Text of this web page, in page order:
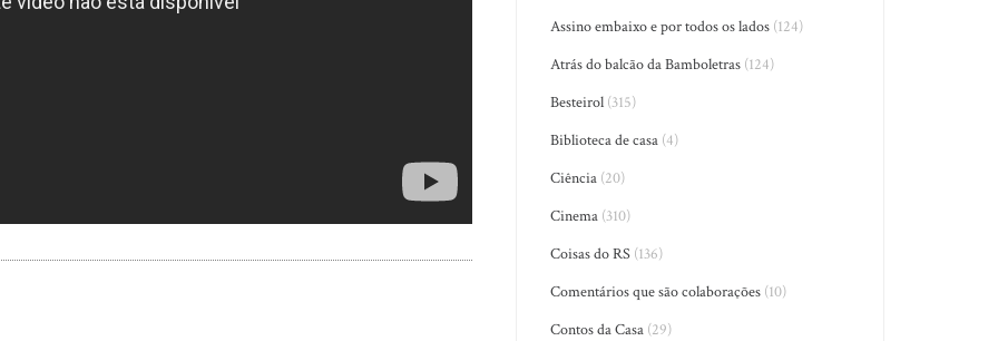
Assino embaixo e por todos os lados (124)
Atrás do balcão da Bamboletras (124)
Besteirol (315)
Biblioteca de casa (4)
Ciência (20)
Cinema (310)
Coisas do RS (136)
Comentários que são colaborações (10)
Contos da Casa (29)